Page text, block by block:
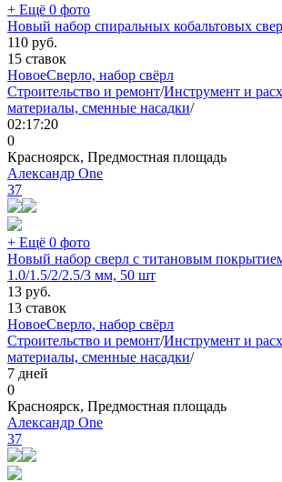
+ Ещё 0 фото
Новый набор спиральных кобальтовых
110 руб.
15 ставок
НовоеСверло, набор свёрл
Строительство и ремонт/Инструмент и
материалы, сменные насадки/
02:17:20
0
Красноярск, Предмостная площадь
Александр One
37
+ Ещё 0 фото
Новый набор сверл с титановым
1.0/1.5/2/2.5/3 мм, 50 шт
13 руб.
13 ставок
НовоеСверло, набор свёрл
Строительство и ремонт/Инструмент и
материалы, сменные насадки/
7 дней
0
Красноярск, Предмостная площадь
Александр One
37